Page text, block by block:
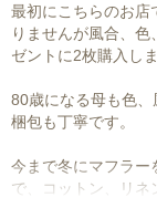
最初にこちらのお店
りませんが風合、
ゼントに2枚購入しま
80歳になる母も色、
梱包も丁寧です。
今まで冬にマフラー
で、コットン、リネ